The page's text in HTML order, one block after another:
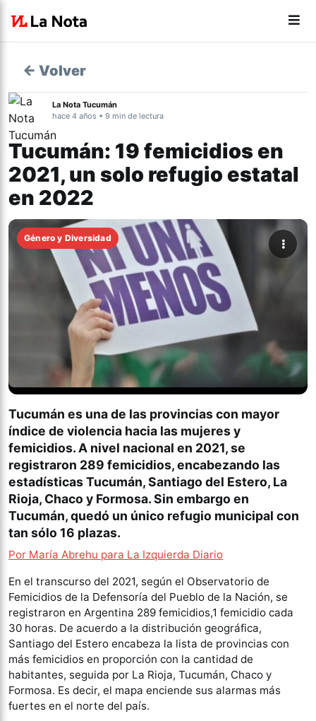
← Volver
La Nota Tucumán
hace 4 años • 9 min de lectura
Tucumán: 19 femicidios en
2021, un solo refugio estatal
en 2022
Género y Diversidad
Tucumán es una de las provincias con mayor
índice de violencia hacia las mujeres y
femicidios. A nivel nacional en 2021, se
registraron 289 femicidios, encabezando las
estadísticas Tucumán, Santiago del Estero, La
Rioja, Chaco y Formosa. Sin embargo en
Tucumán, quedó un único refugio municipal con
tan sólo 16 plazas.
Por María Abrehu para La Izquierda Diario
En el transcurso del 2021, según el Observatorio de
Femicidios de la Defensoría del Pueblo de la Nación, se
registraron en Argentina 289 femicidios,1 femicidio cada
30 horas. De acuerdo a la distribución geográfica,
Santiago del Estero encabeza la lista de provincias con
más femicidios en proporción con la cantidad de
habitantes, seguida por La Rioja, Tucumán, Chaco y
Formosa. Es decir, el mapa enciende sus alarmas más
fuertes en el norte del país.